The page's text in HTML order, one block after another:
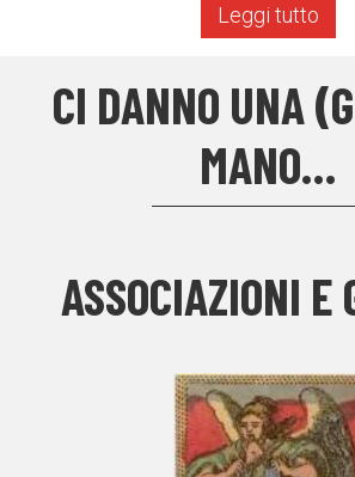
Leggi tutto
CI DANNO UNA
MANO…
ASSOCIAZIONI E